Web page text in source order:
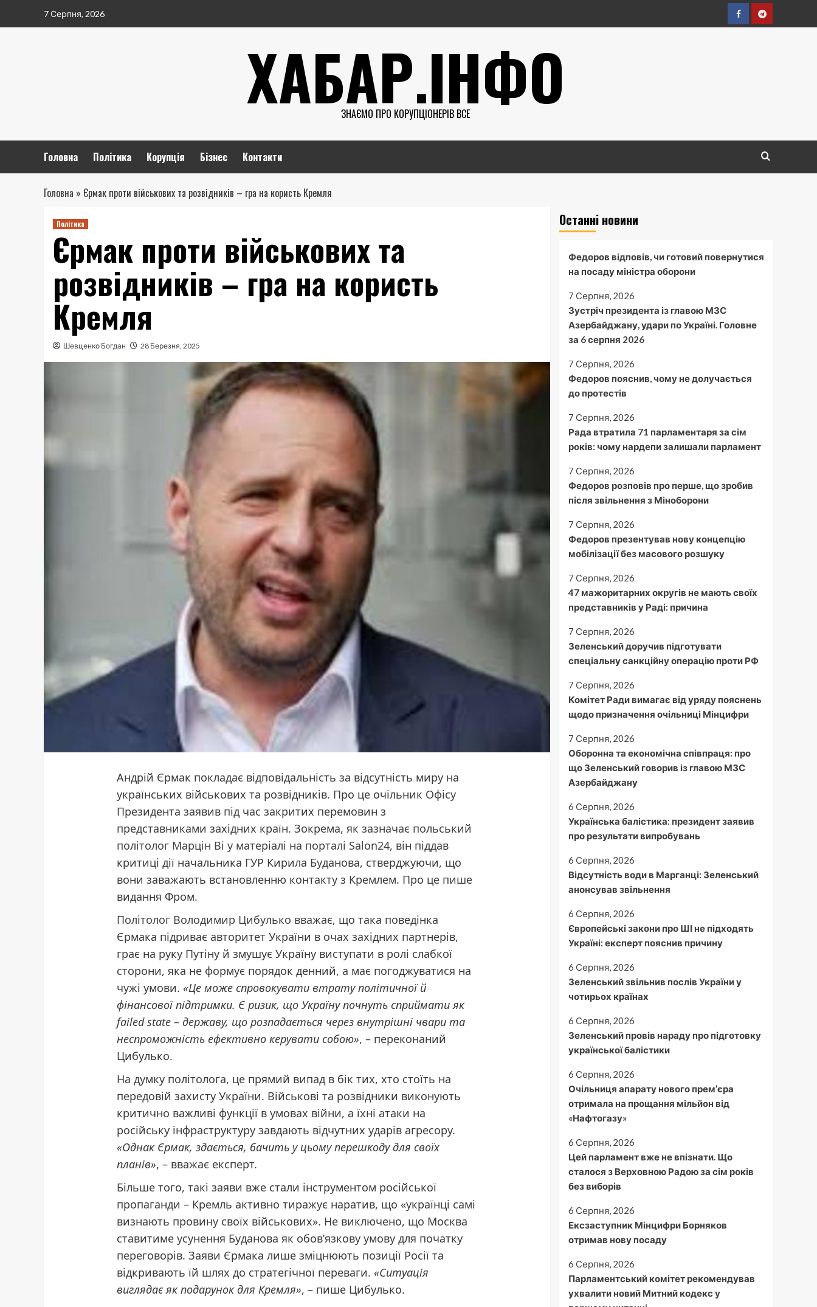
7 Серпня, 2026
FacebookTelegram
ХАБАР.ІНФО
ЗНАЄМО ПРО КОРУПЦІОНЕРІВ ВСЕ
Головна Політика Корупція Бізнес Контакти
Головна » Єрмак проти військових та розвідників – гра на користь Кремля
Політика
Єрмак проти військових та
розвідників – гра на користь
Кремля
Шевценко Богдан 28 Березня, 2025
Андрій Єрмак покладає відповідальність за відсутність миру на
українських військових та розвідників. Про це очільник Офісу
Президента заявив під час закритих перемовин з
представниками західних країн. Зокрема,як зазначає польський
політолог Марцін Ві у матеріалі на порталі Salon24, він піддав
критиці дії начальника ГУР Кирила Буданова, стверджуючи, що
вони заважають встановленню контакту з Кремлем. Про це пише
видання Фром.
Політолог Володимир Цибулько вважає, що така поведінка
Єрмака підриває авторитет України в очах західних партнерів,
грає на руку Путіну й змушує Україну виступати в ролі слабкої
сторони, яка не формує порядок денний, а має погоджуватися на
чужі умови. «Це може спровокувати втрату політичної й
фінансової підтримки. Є ризик, що Україну почнуть сприймати як
failed state – державу, що розпадається через внутрішні чвари та
неспроможність ефективно керувати собою», – переконаний
Цибулько.
На думку політолога, це прямий випад в бік тих, хто стоїть на
передовій захисту України. Військові та розвідники виконують
критично важливі функції в умовах війни, а їхні атаки на
російську інфраструктуру завдають відчутних ударів агресору.
«Однак Єрмак, здається, бачить у цьому перешкоду для своїх
планів», – вважає експерт.
Більше того, такі заяви вже стали інструментом російської
пропаганди – Кремль активно тиражує наратив, що «українці самі
визнають провину своїх військових». Не виключено, що Москва
ставитиме усунення Буданова як обов’язкову умову для початку
переговорів. Заяви Єрмака лише зміцнюють позиції Росії та
відкривають їй шлях до стратегічної переваги. «Ситуація
виглядає як подарунок для Кремля», – пише Цибулько.
Останні новини
Федоров відповів, чи готовий повернутися
на посаду міністра оборони
7 Серпня, 2026
Зустріч президента із главою МЗС
Азербайджану, удари по Україні. Головне
за 6 серпня 2026
7 Серпня, 2026
Федоров пояснив, чому не долучається
до протестів
7 Серпня, 2026
Рада втратила 71 парламентаря за сім
років: чому нардепи залишали парламент
7 Серпня, 2026
Федоров розповів про перше, що зробив
після звільнення з Міноборони
7 Серпня, 2026
Федоров презентував нову концепцію
мобілізації без масового розшуку
7 Серпня, 2026
47 мажоритарних округів не мають своїх
представників у Раді: причина
7 Серпня, 2026
Зеленський доручив підготувати
спеціальну санкційну операцію проти РФ
7 Серпня, 2026
Комітет Ради вимагає від уряду пояснень
щодо призначення очільниці Мінцифри
7 Серпня, 2026
Оборонна та економічна співпраця: про
що Зеленський говорив із главою МЗС
Азербайджану
6 Серпня, 2026
Українська балістика: президент заявив
про результати випробувань
6 Серпня, 2026
Відсутність води в Марганці: Зеленський
анонсував звільнення
6 Серпня, 2026
Європейські закони про ШІ не підходять
Україні: експерт пояснив причину
6 Серпня, 2026
Зеленський звільнив послів України у
чотирьох країнах
6 Серпня, 2026
Зеленський провів нараду про підготовку
української балістики
6 Серпня, 2026
Очільниця апарату нового прем’єра
отримала на прощання мільйон від
«Нафтогазу»
6 Серпня, 2026
Цей парламент вже не впізнати. Що
сталося з Верховною Радою за сім років
без виборів
6 Серпня, 2026
Ексзаступник Мінцифри Борняков
отримав нову посаду
6 Серпня, 2026
Парламентський комітет рекомендував
ухвалити новий Митний кодекс у